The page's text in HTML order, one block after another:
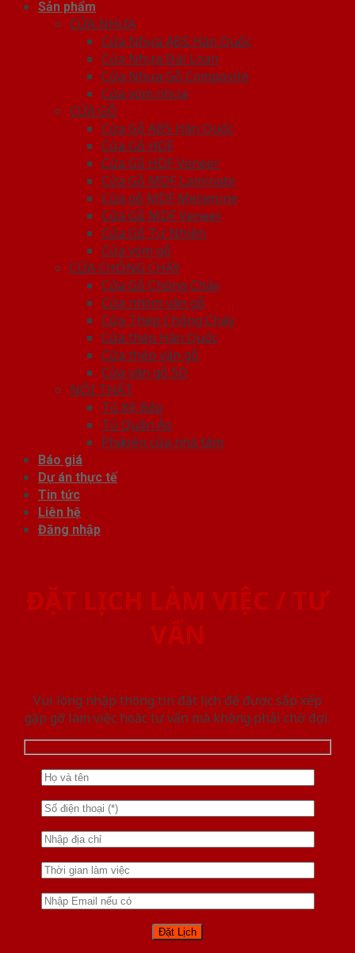
Sản phẩm
CỬA NHỰA
Cửa Nhựa ABS Hàn Quốc
Cửa Nhựa Đài Loan
Cửa Nhựa Gỗ Composite
Cửa vòm nhựa
CỬA GỖ
Cửa Gỗ ABS Hàn Quốc
Cửa Gỗ HDF
Cửa Gỗ HDF Veneer
Cửa Gỗ MDF Laminate
Cửa gỗ MDF Melamine
Cửa Gỗ MDF Veneer
Cửa Gỗ Tự Nhiên
Cửa vòm gỗ
CỬA CHỐNG CHÁY
Cửa Gỗ Chống Cháy
Cửa nhôm vân gỗ
Cửa Thép Chống Cháy
Cửa thép Hàn Quốc
Cửa thép vân gỗ
Cửa vân gỗ 5D
NỘI THẤT
Tủ Kệ Bếp
Tủ Quần Áo
Phụ kiện cửa nhà tắm
Báo giá
Dự án thực tế
Tin tức
Liên hệ
Đăng nhập
ĐẶT LỊCH LÀM VIỆC / TƯ
VẤN
Vui lòng nhập thông tin đặt lịch để được sắp xếp
gặp gỡ làm việc hoăc tư vấn mà không phải chờ đợi.